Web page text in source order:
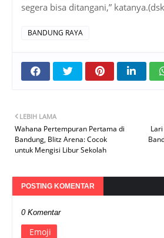
segera bisa ditangani,”
BANDUNG RAYA
LEBIH LAMA
Wahana Pertempuran Pertama di
Bandung, Blitz Arena: Cocok
untuk Mengisi Libur Sekolah
POSTING KOMENTAR
0 Komentar
Emoji